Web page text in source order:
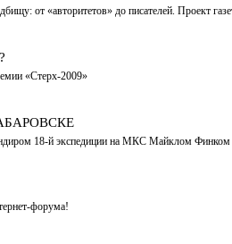
от «авторитетов» до писателей. Проект
«Стерх-2009»
18-й экспедиции на МКС Майклом
форума!